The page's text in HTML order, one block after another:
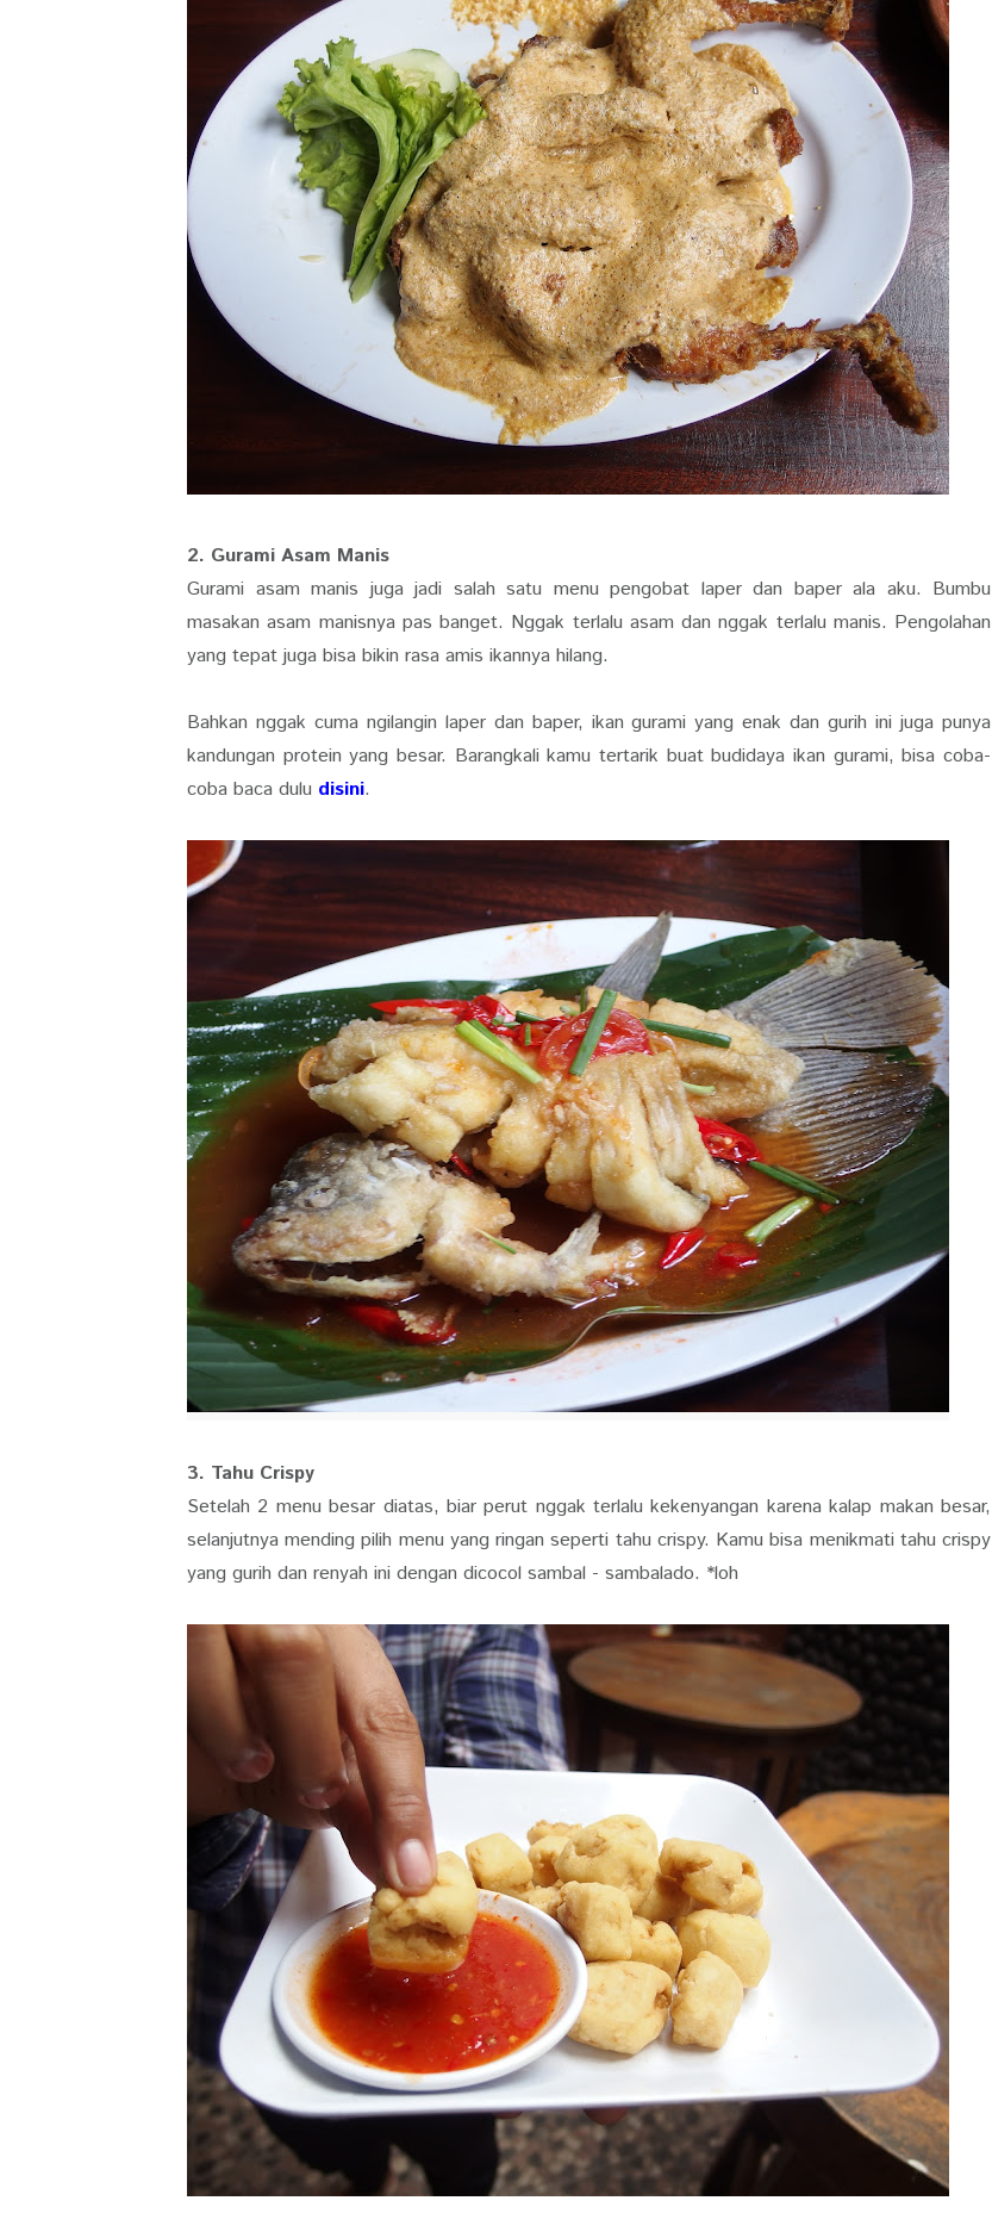
2. Gurami Asam Manis
Gurami asam manis juga jadi salah satu menu pengobat laper dan baper ala aku. Bumbu
masakan asam manisnya pas banget. Nggak terlalu asam dan nggak terlalu manis. Pengolahan
yang tepat juga bisa bikin rasa amis ikannya hilang.
Bahkan nggak cuma ngilangin laper dan baper, ikan gurami yang enak dan gurih ini juga punya
kandungan protein yang besar. Barangkali kamu tertarik buat budidaya ikan gurami, bisa coba-
coba baca dulu disini.
3. Tahu Crispy
Setelah 2 menu besar diatas, biar perut nggak terlalu kekenyangan karena kalap makan besar,
selanjutnya mending pilih menu yang ringan seperti tahu crispy. Kamu bisa menikmati tahu crispy
yang gurih dan renyah ini dengan dicocol sambal - sambalado. *loh